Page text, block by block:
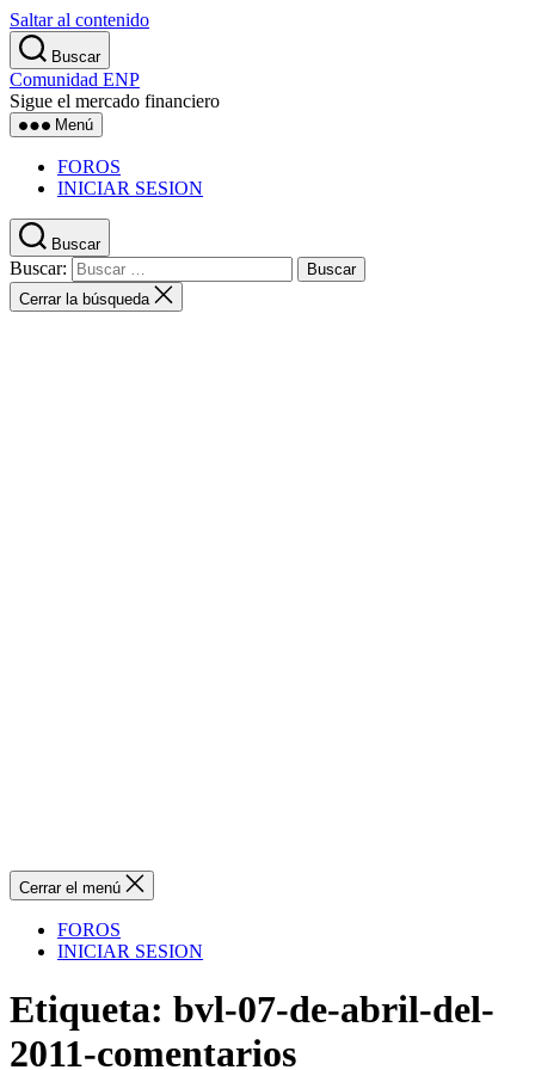
Saltar al contenido
Buscar
Comunidad ENP
Sigue el mercado financiero
Menú
FOROS
INICIAR SESION
Buscar
Buscar:
Cerrar la búsqueda
Cerrar el menú
FOROS
INICIAR SESION
Etiqueta: bvl-07-de-abril-del-
2011-comentarios